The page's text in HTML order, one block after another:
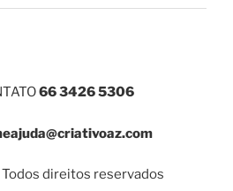
66 3426 5306
Todos direitos reservados